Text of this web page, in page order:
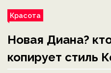
Красота
Новая Диана?
копирует стиль